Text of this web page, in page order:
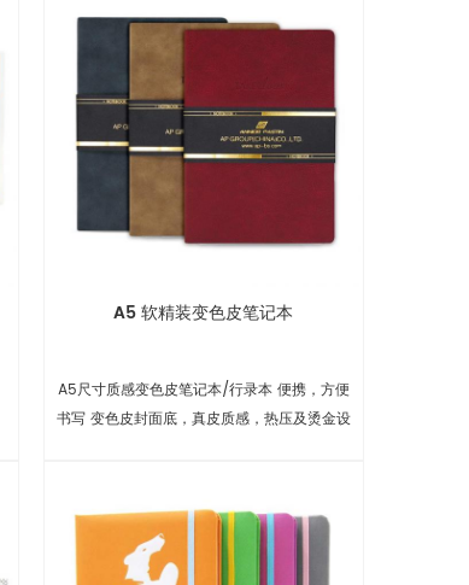
A5 软精装变色皮笔记本
A5尺寸质感变色皮笔记本/行录本 便携，方便
书写 变色皮封面底，真皮质感，热压及烫金设